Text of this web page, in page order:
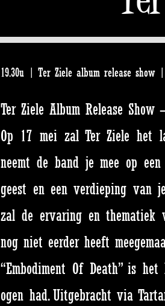
19.30u | Ter Ziele album release
Ter Ziele Album Release
Op 17 mei zal Ter Ziele het
neemt de band je mee op
geest en een verdieping van
zal de ervaring en thematiek
nog niet eerder heeft
“Embodiment Of Death” is
ogen had. Uitgebracht via